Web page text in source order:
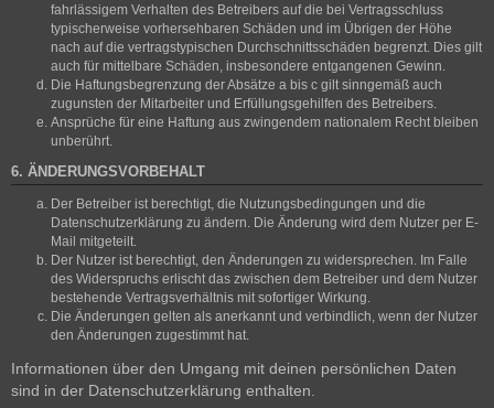
fahrlässigem Verhalten des Betreibers auf die bei Vertragsschluss
typischerweise vorhersehbaren Schäden und im Übrigen der Höhe
nach auf die vertragstypischen Durchschnittsschäden begrenzt. Dies gilt
auch für mittelbare Schäden, insbesondere entgangenen Gewinn.
Die Haftungsbegrenzung der Absätze a bis c gilt sinngemäß auch
zugunsten der Mitarbeiter und Erfüllungsgehilfen des Betreibers.
Ansprüche für eine Haftung aus zwingendem nationalem Recht bleiben
unberührt.
6. ÄNDERUNGSVORBEHALT
Der Betreiber ist berechtigt, die Nutzungsbedingungen und die
Datenschutzerklärung zu ändern. Die Änderung wird dem Nutzer per E-
Mail mitgeteilt.
Der Nutzer ist berechtigt, den Änderungen zu widersprechen. Im Falle
des Widerspruchs erlischt das zwischen dem Betreiber und dem Nutzer
bestehende Vertragsverhältnis mit sofortiger Wirkung.
Die Änderungen gelten als anerkannt und verbindlich, wenn der Nutzer
den Änderungen zugestimmt hat.
Informationen über den Umgang mit deinen persönlichen Daten
sind in der Datenschutzerklärung enthalten.